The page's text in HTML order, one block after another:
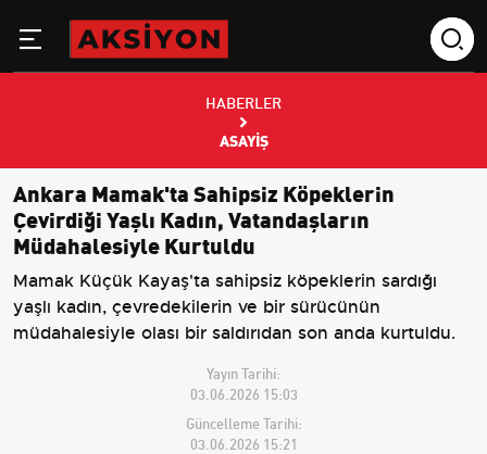
HABERLER
ASAYIŞ
Ankara Mamak'ta Sahipsiz Köpeklerin
Çevirdiği Yaşlı Kadın, Vatandaşların
Müdahalesiyle Kurtuldu
Mamak Küçük Kayaş'ta sahipsiz köpeklerin sardığı
yaşlı kadın, çevredekilerin ve bir sürücünün
müdahalesiyle olası bir saldırıdan son anda kurtuldu.
Yayın Tarihi:
03.06.2026 15:03
Güncelleme Tarihi:
03.06.2026 15:21